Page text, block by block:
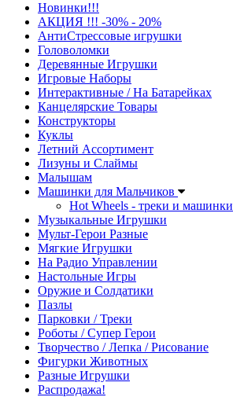
Новинки!!!
АКЦИЯ !!! -30% - 20%
АнтиСтрессовые игрушки
Головоломки
Деревянные Игрушки
Игровые Наборы
Интерактивные / На Батарейках
Канцелярские Товары
Конструкторы
Куклы
Летний Ассортимент
Лизуны и Слаймы
Малышам
Машинки для Мальчиков
Hot Wheels - треки и машинки
Музыкальные Игрушки
Мульт-Герои Разные
Мягкие Игрушки
На Радио Управлении
Настольные Игры
Оружие и Солдатики
Пазлы
Парковки / Треки
Роботы / Супер Герои
Творчество / Лепка / Рисование
Фигурки Животных
Разные Игрушки
Распродажа!